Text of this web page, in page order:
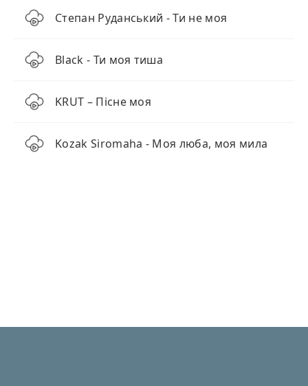
Степан Руданський - Ти не моя
Black - Ти моя тиша
KRUT – Пісне моя
Kozak Siromaha - Моя люба, моя мила